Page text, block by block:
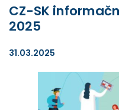
CZ-SK
2025
31.03.2025